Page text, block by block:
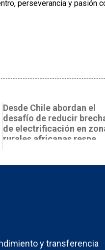
perseverancia y pasión
Desde Chile abordan el
desafío de reducir
de electrificación en
rurales africanas respe...
y transferencia